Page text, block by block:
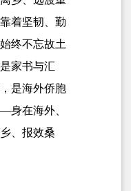
着坚韧、勤
终不忘故土
家书与汇
是海外侨胞
身在海外、
、报效桑